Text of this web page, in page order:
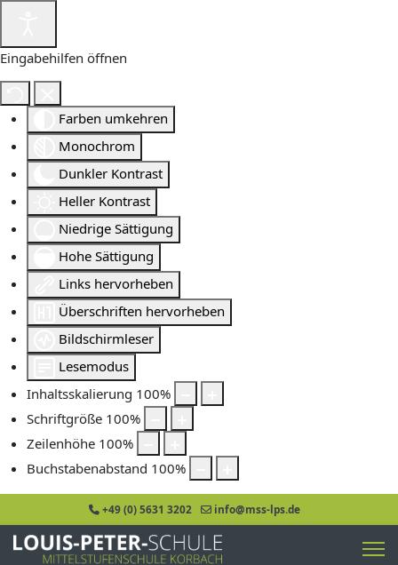
Eingabehilfen öffnen
Farben umkehren
Monochrom
Dunkler Kontrast
Heller Kontrast
Niedrige Sättigung
Hohe Sättigung
Links hervorheben
Überschriften hervorheben
Bildschirmleser
Lesemodus
Inhaltsskalierung 100%
Schriftgröße 100%
Zeilenhöhe 100%
Buchstabenabstand 100%
+49 (0) 5631 3202 info@mss-lps.de